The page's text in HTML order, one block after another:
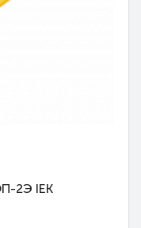
2Э IEK